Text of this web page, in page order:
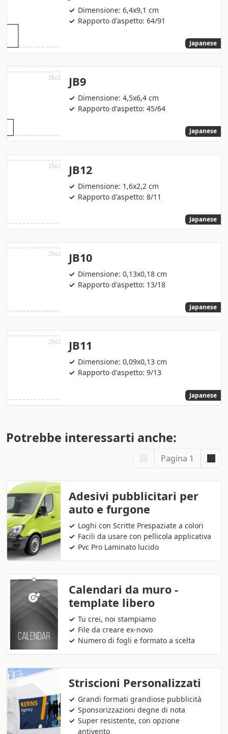
Dimensione: 6,4x9,1 cm
Rapporto d'aspetto: 64/91
Japanese
JB9
Dimensione: 4,5x6,4 cm
Rapporto d'aspetto: 45/64
Japanese
JB12
Dimensione: 1,6x2,2 cm
Rapporto d'aspetto: 8/11
Japanese
JB10
Dimensione: 0,13x0,18 cm
Rapporto d'aspetto: 13/18
Japanese
JB11
Dimensione: 0,09x0,13 cm
Rapporto d'aspetto: 9/13
Japanese
Potrebbe interessarti anche:
Pagina 1
Adesivi pubblicitari per
auto e furgone
Loghi con Scritte Prespaziate a colori
Facili da usare con pellicola applicativa
Pvc Pro Laminato lucido
Calendari da muro -
template libero
Tu crei, noi stampiamo
File da creare ex-novo
Numero di fogli e formato a scelta
Striscioni Personalizzati
Grandi formati grandiose pubblicità
Sponsorizzazioni degne di nota
Super resistente, con opzione
antivento